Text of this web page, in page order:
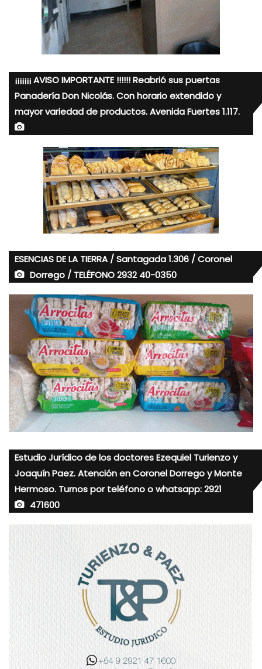
¡¡¡¡¡¡¡ AVISO IMPORTANTE !!!!!! Reabrió sus puertas
Panadería Don Nicolás. Con horario extendido y
mayor variedad de productos. Avenida Fuertes 1.117.
ESENCIAS DE LA TIERRA / Santagada 1.306 / Coronel
Dorrego / TELÉFONO 2932 40-0350
Estudio Jurídico de los doctores Ezequiel Turienzo y
Joaquín Paez. Atención en Coronel Dorrego y Monte
Hermoso. Turnos por teléfono o whatsapp: 2921
471600